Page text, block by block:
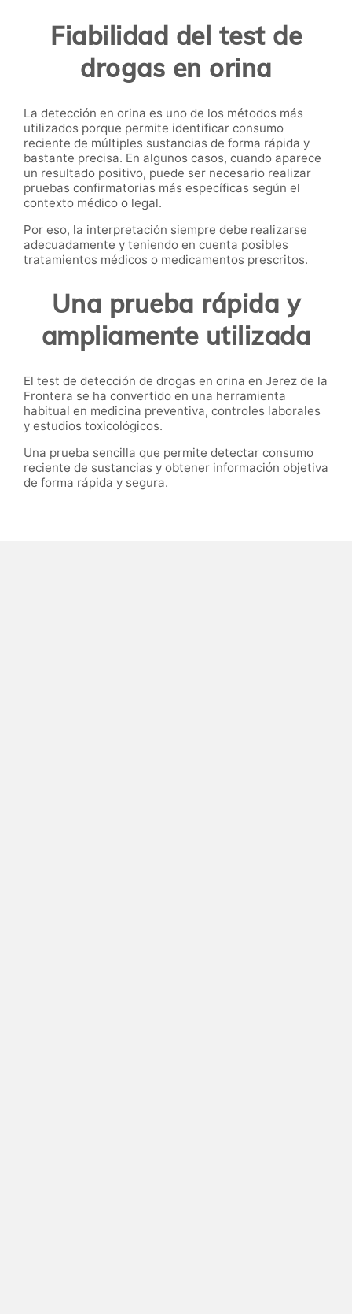
Fiabilidad del test de
drogas en orina
La detección en orina es uno de los métodos más
utilizados porque permite identificar consumo
reciente de múltiples sustancias de forma rápida y
bastante precisa. En algunos casos, cuando aparece
un resultado positivo, puede ser necesario realizar
pruebas confirmatorias más específicas según el
contexto médico o legal.
Por eso, la interpretación siempre debe realizarse
adecuadamente y teniendo en cuenta posibles
tratamientos médicos o medicamentos prescritos.
Una prueba rápida y
ampliamente utilizada
El test de detección de drogas en orina en Jerez de la
Frontera se ha convertido en una herramienta
habitual en medicina preventiva, controles laborales
y estudios toxicológicos.
Una prueba sencilla que permite detectar consumo
reciente de sustancias y obtener información objetiva
de forma rápida y segura.